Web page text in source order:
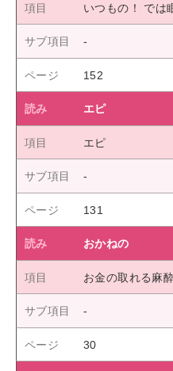
いつもの！ では
152
エピ
エピ
131
おかねの
お金の取れる麻
30